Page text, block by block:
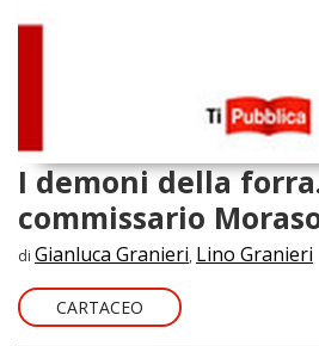
I demoni della
commissario
di Gianluca Granieri, Lino Granieri
CARTACEO